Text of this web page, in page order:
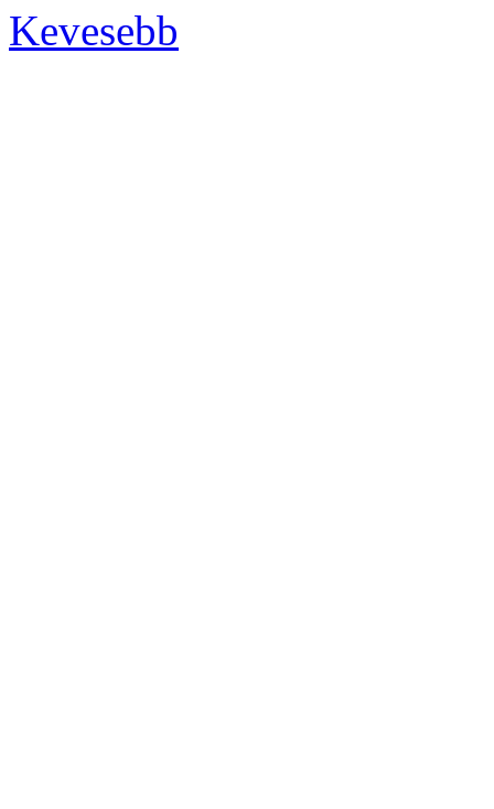
Kevesebb